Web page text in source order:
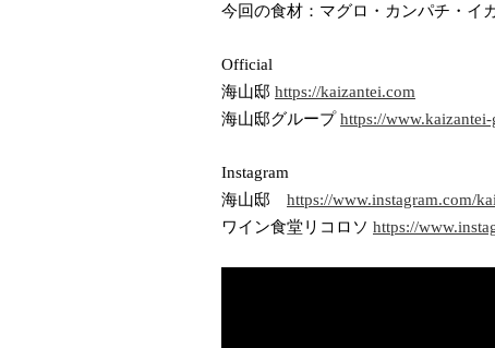
今回の食材：マグロ・カンパチ・イ
Official
海山邸 https://kaizantei.com
海山邸グループhttps://
Instagram
海山邸 https://www.instagram.com/
ワイン食堂リコロソ https://